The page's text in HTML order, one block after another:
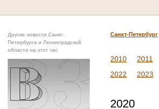
Другие новости Санкт-
Петербурга и Ленинградской
области на этот час
Санкт-Петербург
2010 2011
2022
2023
2020